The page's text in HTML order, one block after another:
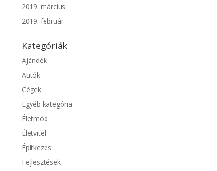
2019. március
2019. február
Kategóriák
Ajándék
Autók
Cégek
Egyéb kategória
Életmód
Életvitel
Építkezés
Fejlesztések